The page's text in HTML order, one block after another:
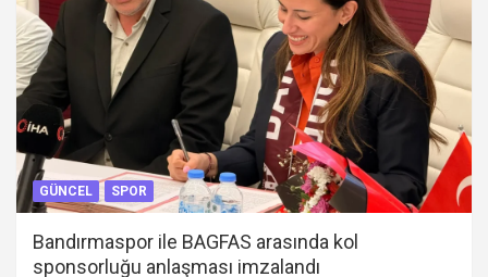
GÜNCEL SPOR
Bandırmaspor ile BAGFAS arasında kol
sponsorluğu anlaşması imzalandı